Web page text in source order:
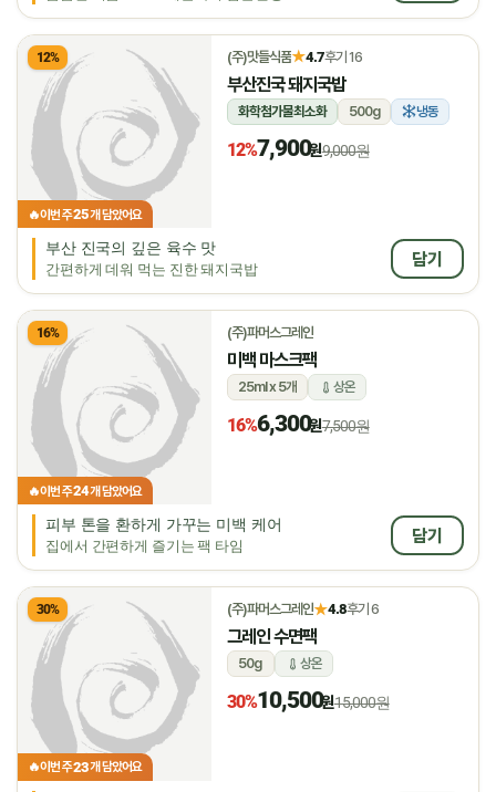
12%
🔥이번 주25개 담았어요
(주)맛들식품★4.7후기 16
부산진국 돼지국밥
화학첨가물최소화 500g 냉동
12%7,900원9,000원
부산 진국의 깊은 육수 맛
간편하게 데워 먹는 진한 돼지국밥
담기
16%
🔥이번 주24개 담았어요
(주)파머스그레인
미백 마스크팩
25ml x 5개 상온
16%6,300원7,500원
피부 톤을 환하게 가꾸는 미백 케어
집에서 간편하게 즐기는 팩 타임
담기
30%
🔥이번 주23개 담았어요
(주)파머스그레인★4.8후기 6
그레인 수면팩
50g 상온
30%10,500원15,000원